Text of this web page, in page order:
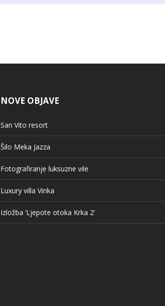
NOVE OBJAVE
San Vito resort
Šilo Meka Jazza
Fotografiranje luksuzne vile
Luxury villa Vinka
Izložba ‘Ljepote otoka Krka 2’